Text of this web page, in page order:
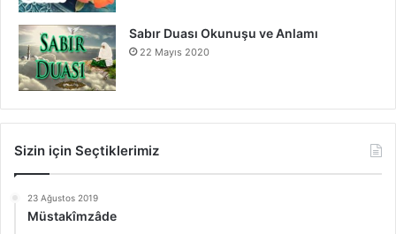
Sabır Duası Okunuşu ve Anlamı
22 Mayıs 2020
Sizin için Seçtiklerimiz
23 Ağustos 2019
Müstakîmzâde